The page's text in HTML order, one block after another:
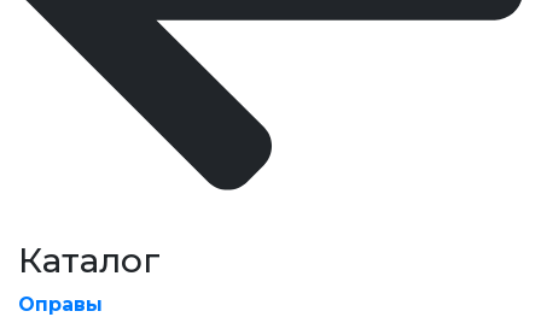
Каталог
Оправы